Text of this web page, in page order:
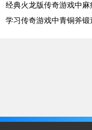
经典火龙版传奇游戏中
学习传奇游戏中青铜斧